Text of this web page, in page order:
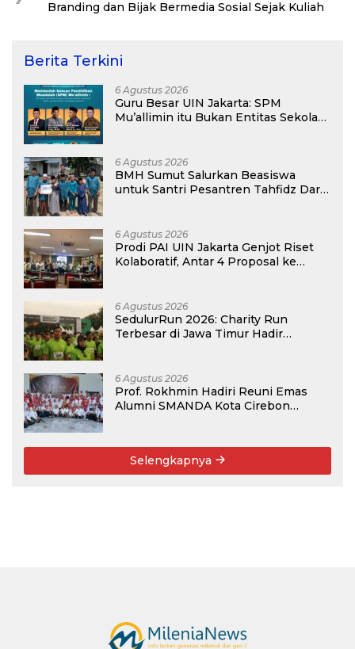
Branding dan Bijak Bermedia Sosial Sejak Kuliah
Berita Terkini
6 Agustus 2026
Guru Besar UIN Jakarta: SPM
Mu’allimin itu Bukan Entitas Sekolah
6 Agustus 2026
BMH Sumut Salurkan Beasiswa
untuk Santri Pesantren Tahfidz Darul
6 Agustus 2026
Prodi PAI UIN Jakarta Genjot Riset
Kolaboratif, Antar 4 Proposal ke
6 Agustus 2026
SedulurRun 2026: Charity Run
Terbesar di Jawa Timur Hadir
Guru Honorer
6 Agustus 2026
Prof. Rokhmin Hadiri Reuni Emas
Alumni SMANDA Kota Cirebon
Selengkapnya